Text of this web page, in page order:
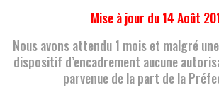
Mise à jour du 14 Août
Nous avons attendu 1 mois et malgré
dispositif d’encadrement aucune
parvenue de la part de la